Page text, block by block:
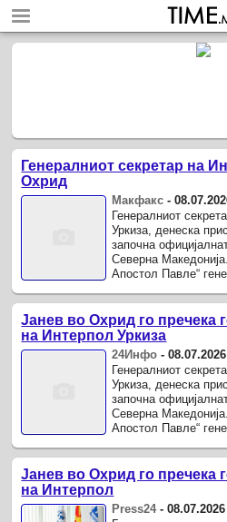
Генералниот секретар на
Охрид
Макфакс -
Генералниот
Уркиза, денеска
започна
Северна
Апостол Павле“
безбедност
Јанев во Охрид го пречека
на Интерпол Уркиза
24Инфо -08.07.2026
Генералниот
Уркиза, денеска
започна
Северна
Апостол Павле“
безбедност
Јанев во Охрид го пречека
на Интерпол
Press24-08.07.2026